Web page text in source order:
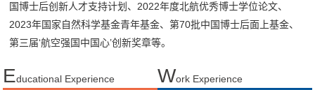
国博士后创新人才支持计划、2022年度北航优秀博士学位论文、
2023年国家自然科学基金青年基金、第70批中国博士后面上基金、
第三届‘航空强国中国心’创新奖章等。
Educational Experience Work Experience